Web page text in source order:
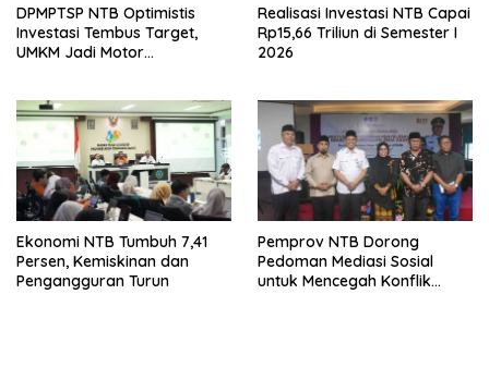
DPMPTSP NTB Optimistis
Investasi Tembus Target,
UMKM Jadi Motor
Realisasi Investasi NTB Capai
Rp15,66 Triliun di Semester I
2026
Ekonomi NTB Tumbuh 7,41
Persen, Kemiskinan dan
Pengangguran Turun
Pemprov NTB Dorong
Pedoman Mediasi Sosial
untuk Mencegah Konflik